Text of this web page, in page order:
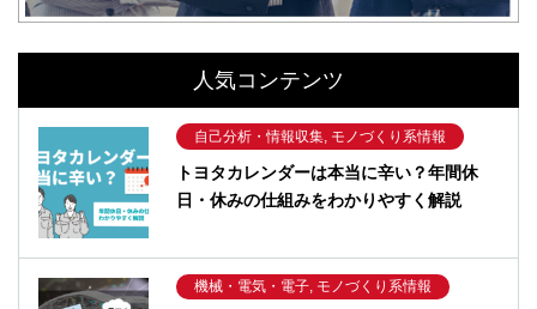
人気コンテンツ
自己分析・情報収集, モノづくり系情報
トヨタカレンダーは本当に辛い？年間休
日・休みの仕組みをわかりやすく解説
機械・電気・電子, モノづくり系情報